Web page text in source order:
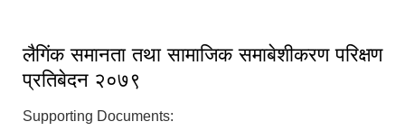
लैगिंक समानता तथा सामाजिक समाबेशीकरण परिक्षण
प्रतिबेदन २०७९
Supporting Documents: